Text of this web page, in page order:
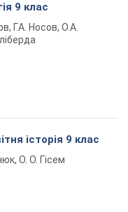
9 клас
Г.А. Носов, О.А.
історія 9 клас
О. О. Гісем